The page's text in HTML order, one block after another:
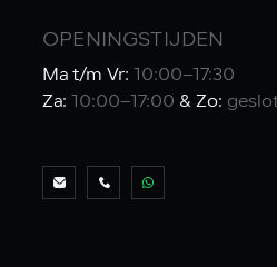
OPENINGSTIJDEN
Ma t/m Vr:
10:00–17:30
Za:
10:00–17:00 & Zo: